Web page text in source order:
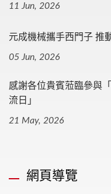
11 Jun, 2026
元成機械攜手西門子 推
05 Jun, 2026
感謝各位貴賓蒞臨參與
流日」
21 May, 2026
網頁導覽